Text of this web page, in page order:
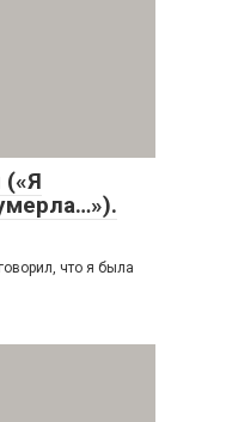
(«Я
что я была